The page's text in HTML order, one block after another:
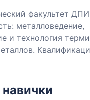
факультет
металловедение,
и технология
навички